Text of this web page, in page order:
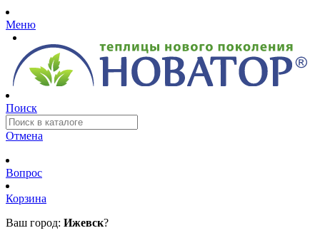
Меню
Поиск
Отмена
Вопрос
Корзина
Ваш город: Ижевск?